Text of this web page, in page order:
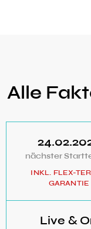
Alle
nächster
INKL. FLEX-
GARANTIE
Live &